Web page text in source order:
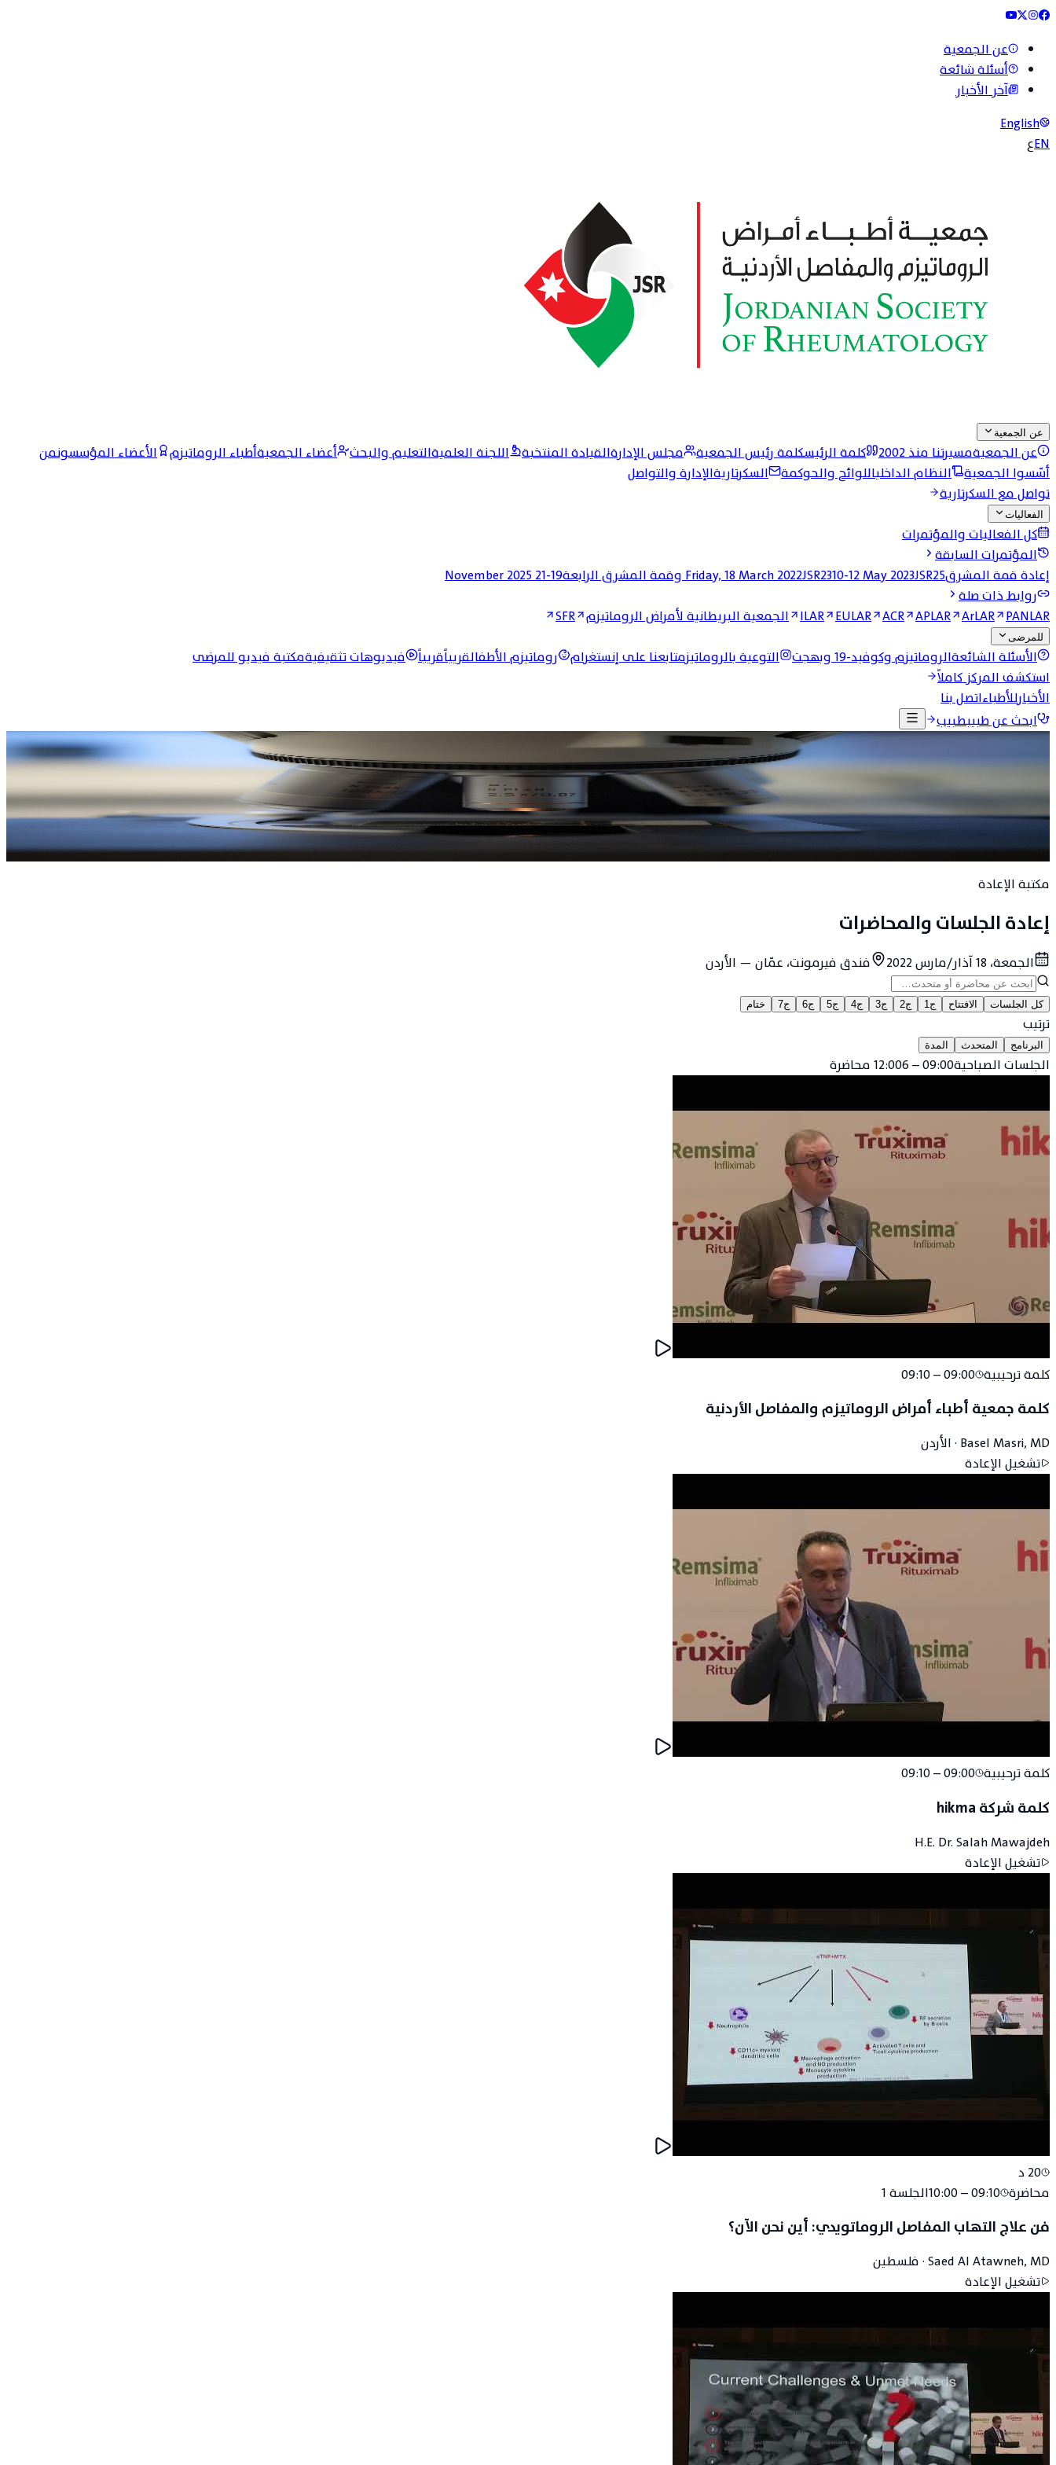
عن الجمعية
أسئلة شائعة
آخر الأخبار
English
ENع
عن الجمعية
عن الجمعيةمسيرتنا منذ 2002 كلمة الرئيسكلمة رئيس الجمعية مجلس الإدارةالقيادة المنتخبة اللجنة العلميةالتعليم والبحث أعضاء الجمعيةأطباء الروماتيزم الأعضاء المؤسسونمن
أسّسوا الجمعية
النظام الداخلياللوائح والحوكمة السكرتاريةالإدارة والتواصل
تواصل مع السكرتارية
الفعاليات
كل الفعاليات والمؤتمرات
المؤتمرات السابقة
إعادة قمة المشرق
Friday, 18 March 2022JSR2310-12 May 2023JSR25 وقمة المشرق الرابعة
19-21 November 2025
روابط ذات صلة
ILAR EULAR ACR APLAR ArLAR PANLAR الجمعية البريطانية لأمراض الروماتيزم SFR
للمرضى
الأسئلة الشائعةالروماتيزم وكوفيد-19 وبهجت التوعية بالروماتيزمتابعنا على إنستغرام روماتيزم الأطفالقريباًقريباً فيديوهات تثقيفيةمكتبة فيديو للمرضى
استكشف المركز كاملاً
الأخبارللأطباءاتصل بنا
ابحث عن طبيبطبيب
الرئيسية الفعاليات المؤتمرات السابقة إعادة قمة المشرق
قمة المشرق الأولى لأمراض الروماتيزم
شاهد محاضرات وجلسات القمة كاملةً عند الطلب — اختر الجلسة أو المتحدث، وابدأ المشاهدة مباشرةً.
الجمعة، 18 آذار/مارس 2022
فندق فيرمونت، عمّان — الأردن
مكتبة الإعادة
إعادة الجلسات والمحاضرات
الجمعة، 18 آذار/مارس 2022 فندق فيرمونت، عمّان — الأردن
كل الجلسات الافتتاح ج1 ج2 ج3 ج4 ج5 ج6 ج7 ختام
ترتيب
البرنامج المتحدث المدة
الجلسات الصباحية09:00 – 12:00
6 محاضرة
كلمة ترحيبية 09:00 – 09:10
كلمة جمعية أطباء أمراض الروماتيزم والمفاصل الأردنية
Basel Masri, MD
·الأردن
تشغيل الإعادة
كلمة ترحيبية 09:00 – 09:10
كلمة شركة hikma
H.E. Dr. Salah Mawajdeh
تشغيل الإعادة
20د
محاضرة 09:10 – 10:00 الجلسة1
فن علاج التهاب المفاصل الروماتويدي: أين نحن الآن؟
Saed Al Atawneh, MD
·فلسطين
تشغيل الإعادة